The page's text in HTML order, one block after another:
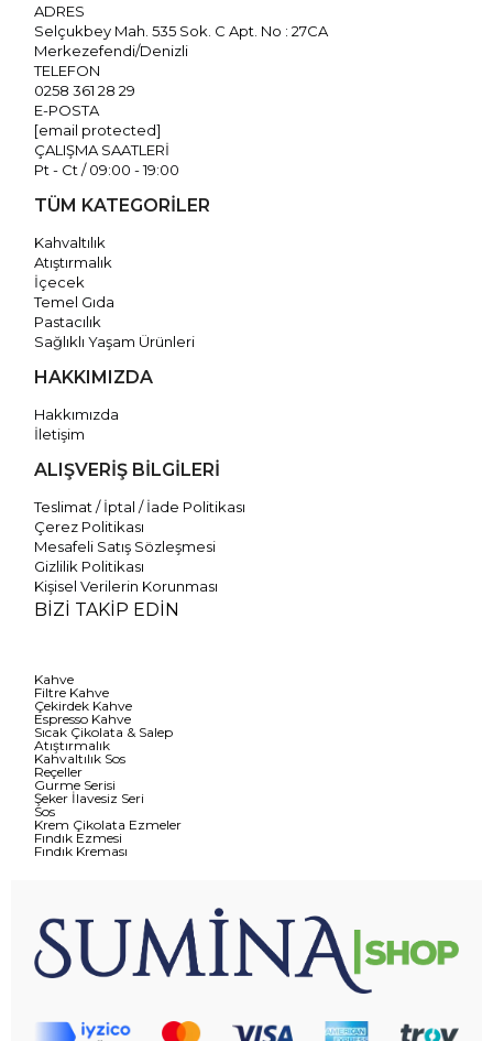
ADRES
Selçukbey Mah. 535 Sok. C Apt. No : 27CA
Merkezefendi/Denizli
TELEFON
0258 361 28 29
E-POSTA
[email protected]
ÇALIŞMA SAATLERİ
Pt - Ct / 09:00 - 19:00
TÜM KATEGORİLER
Kahvaltılık
Atıştırmalık
İçecek
Temel Gıda
Pastacılık
Sağlıklı Yaşam Ürünleri
HAKKIMIZDA
Hakkımızda
İletişim
ALIŞVERİŞ BİLGİLERİ
Teslimat / İptal / İade Politikası
Çerez Politikası
Mesafeli Satış Sözleşmesi
Gizlilik Politikası
Kişisel Verilerin Korunması
BİZİ TAKİP EDİN
Kahve
Filtre Kahve
Çekirdek Kahve
Espresso Kahve
Sıcak Çikolata & Salep
Atıştırmalık
Kahvaltılık Sos
Reçeller
Gurme Serisi
Şeker İlavesiz Seri
Sos
Krem Çikolata Ezmeler
Fındık Ezmesi
Fındık Kreması